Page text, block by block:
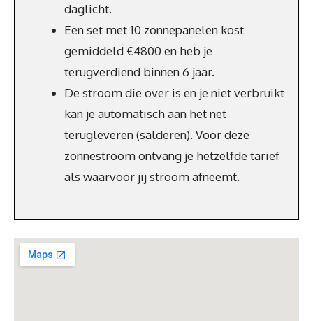
daglicht.
Een set met 10 zonnepanelen kost
gemiddeld €4800 en heb je
terugverdiend binnen 6 jaar.
De stroom die over is en je niet verbruikt
kan je automatisch aan het net
terugleveren (salderen). Voor deze
zonnestroom ontvang je hetzelfde tarief
als waarvoor jij stroom afneemt.